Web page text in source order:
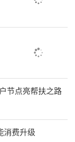
节点亮帮扶之路
消费升级